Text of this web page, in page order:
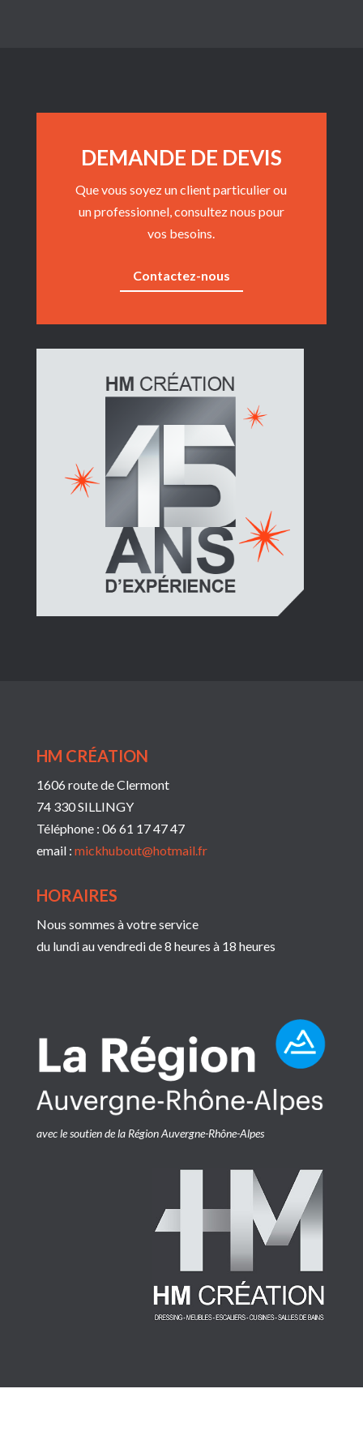
DEMANDE DE DEVIS
Que vous soyez un client particulier ou
un professionnel, consultez nous pour
vos besoins.
Contactez-nous
HM CRÉATION
1606 route de Clermont
74 330 SILLINGY
Téléphone : 06 61 17 47 47
email : mickhubout@hotmail.fr
HORAIRES
Nous sommes à votre service
du lundi au vendredi de 8 heures à 18 heures
avec le soutien de la Région Auvergne-Rhône-Alpes